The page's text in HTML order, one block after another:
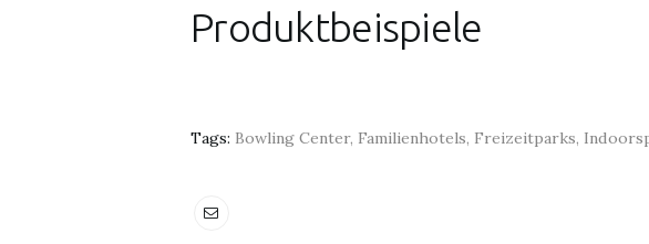
Produktbeispiele
Tags: Bowling Center, Familienhotels, Freizeitparks,